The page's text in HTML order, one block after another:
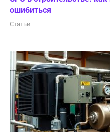
ошибиться
Статьи